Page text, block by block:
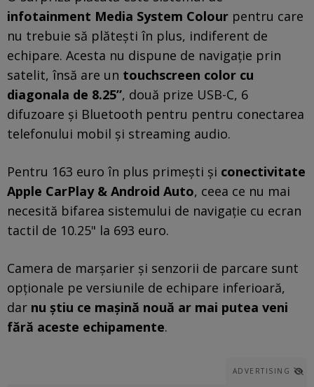
infotainment Media System Colour pentru care
nu trebuie să plătești în plus, indiferent de
echipare. Acesta nu dispune de navigație prin
satelit, însă are un touchscreen color cu
diagonala de 8.25”, două prize USB-C, 6
difuzoare și Bluetooth pentru pentru conectarea
telefonului mobil și streaming audio.
Pentru 163 euro în plus primești și conectivitate
Apple CarPlay & Android Auto, ceea ce nu mai
necesită bifarea sistemului de navigație cu ecran
tactil de 10.25" la 693 euro.
Camera de marșarier și senzorii de parcare sunt
opționale pe versiunile de echipare inferioară,
dar nu știu ce mașină nouă ar mai putea veni
fără aceste echipamente.
ADVERTISING